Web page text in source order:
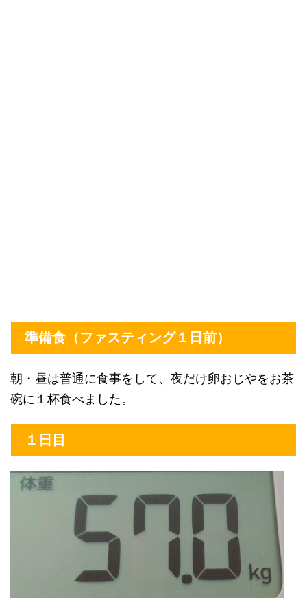
準備食（ファスティング１日前）
朝・昼は普通に食事をして、夜だけ卵おじやをお茶
碗に１杯食べました。
１日目